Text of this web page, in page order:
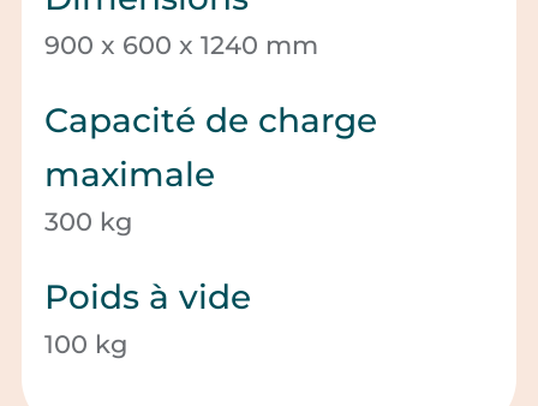
900 x 600 x 1240 mm
Capacité de charge
maximale
300 kg
Poids à vide
100 kg